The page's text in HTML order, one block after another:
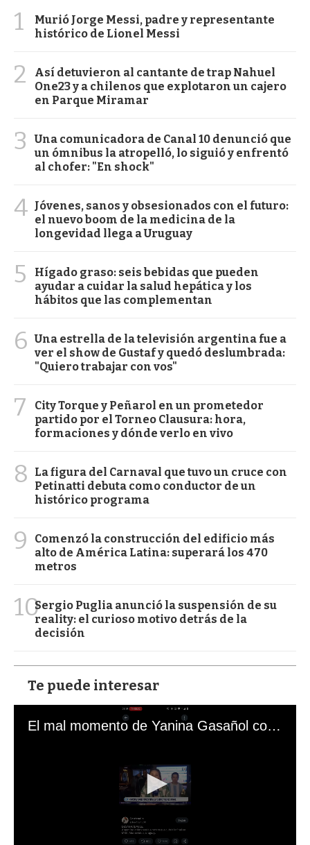
1
Murió Jorge Messi, padre y representante
histórico de Lionel Messi
2
Así detuvieron al cantante de trap Nahuel
One23 y a chilenos que explotaron un cajero
en Parque Miramar
3
Una comunicadora de Canal 10 denunció que
un ómnibus la atropelló, lo siguió y enfrentó
al chofer: "En shock"
4 Jóvenes, sanos y obsesionados con el futuro:
el nuevo boom de la medicina de la
longevidad llega a Uruguay
5
Hígado graso: seis bebidas que pueden
ayudar a cuidar la salud hepática y los
hábitos que las complementan
6 Una estrella de la televisión argentina fue a
ver el show de Gustaf y quedó deslumbrada:
"Quiero trabajar con vos"
7
City Torque y Peñarol en un prometedor
partido por el Torneo Clausura: hora,
formaciones y dónde verlo en vivo
8
La figura del Carnaval que tuvo un cruce con
Petinatti debuta como conductor de un
histórico programa
9
Comenzó la construcción del edificio más
alto de América Latina: superará los 470
metros
10Sergio Puglia anunció la suspensión de su
reality: el curioso motivo detrás de la
decisión
Te puede interesar
El mal momento de Yanina Gasañol con un hincha argentino en "Subrayado"